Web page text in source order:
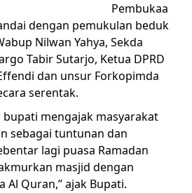
Pembukaa
dengan pemukulan beduk
Nilwan Yahya, Sekda
Tabir Sutarjo, Ketua DPRD
dan unsur Forkopimda
serentak.
bupati mengajak masyarakat
sebagai tuntunan dan
lagi puasa Ramadan
masjid dengan
Quran,’’ ajak Bupati.